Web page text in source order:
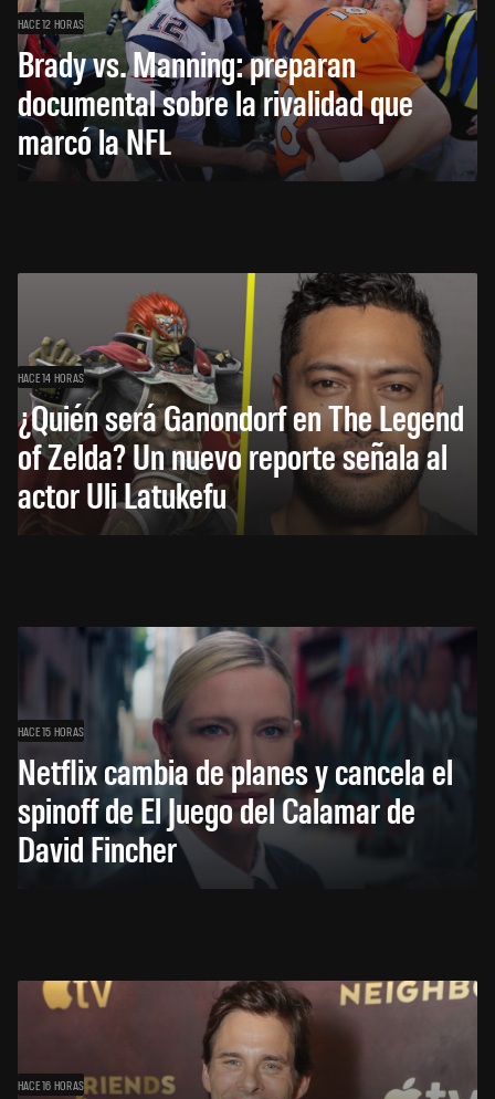
HACE 12 HORAS
Brady vs. Manning: preparan
documental sobre la rivalidad que
marcó la NFL
HACE 14 HORAS
¿Quién será Ganondorf en The Legend
of Zelda? Un nuevo reporte señala al
actor Uli Latukefu
HACE 15 HORAS
Netflix cambia de planes y cancela el
spinoff de El Juego del Calamar de
David Fincher
HACE 16 HORAS